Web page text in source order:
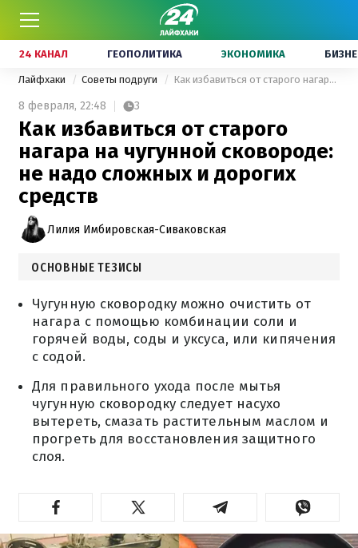
24 КАНАЛ ГЕОПОЛИТИКА ЭКОНОМИКА
Лайфхаки Советы подруги Как избавиться от старого нагара на чугунной сковороде: не надо сложных и дорогих средств
8 февраля, 22:48 3
Как избавиться от старого
нагара на чугунной сковороде:
не надо сложных и дорогих
средств
Лилия Имбировская-Сиваковская
ОСНОВНЫЕ ТЕЗИСЫ
Чугунную сковородку можно очистить от
нагара с помощью комбинации соли и
горячей воды, соды и уксуса, или кипячения
с содой.
Для правильного ухода после мытья
чугунную сковородку следует насухо
вытереть, смазать растительным маслом и
прогреть для восстановления защитного
слоя.